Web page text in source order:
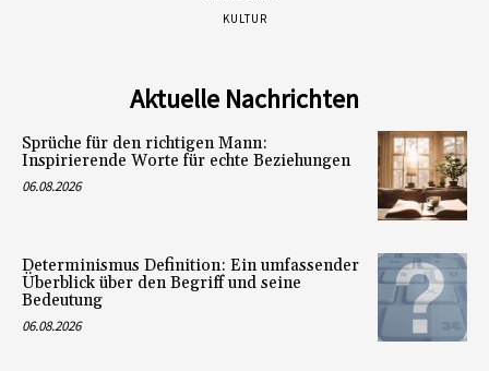
KULTUR
Aktuelle Nachrichten
Sprüche für den richtigen Mann:
Inspirierende Worte für echte Beziehungen
06.08.2026
Determinismus Definition: Ein umfassender
Überblick über den Begriff und seine
Bedeutung
06.08.2026